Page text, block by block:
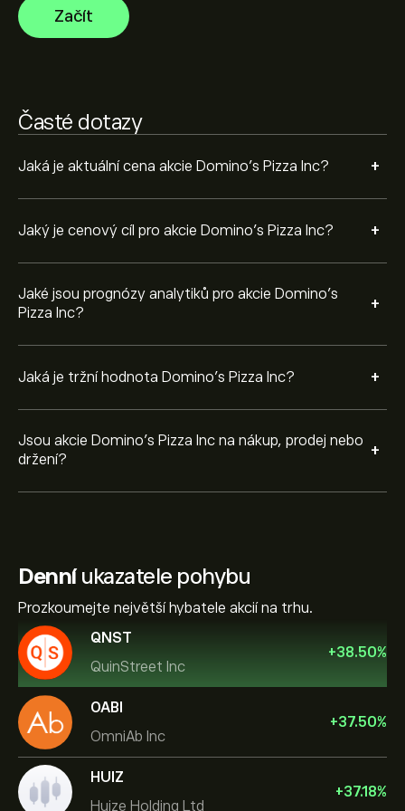
Začít
Časté dotazy
Jaká je aktuální cena akcie Domino's Pizza Inc? +
Jaký je cenový cíl pro akcie Domino's Pizza Inc? +
Jaké jsou prognózy analytiků pro akcie Domino's
Pizza Inc?
+
Jaká je tržní hodnota Domino's Pizza Inc? +
Jsou akcie Domino's Pizza Inc na nákup, prodej nebo
držení?
+
Denníukazatele pohybu
Prozkoumejte největší hybatele akcií na trhu.
QNST
QuinStreet Inc
+38.50%
OABI
OmniAb Inc
+37.50%
HUIZ
Huize Holding Ltd
+37.18%